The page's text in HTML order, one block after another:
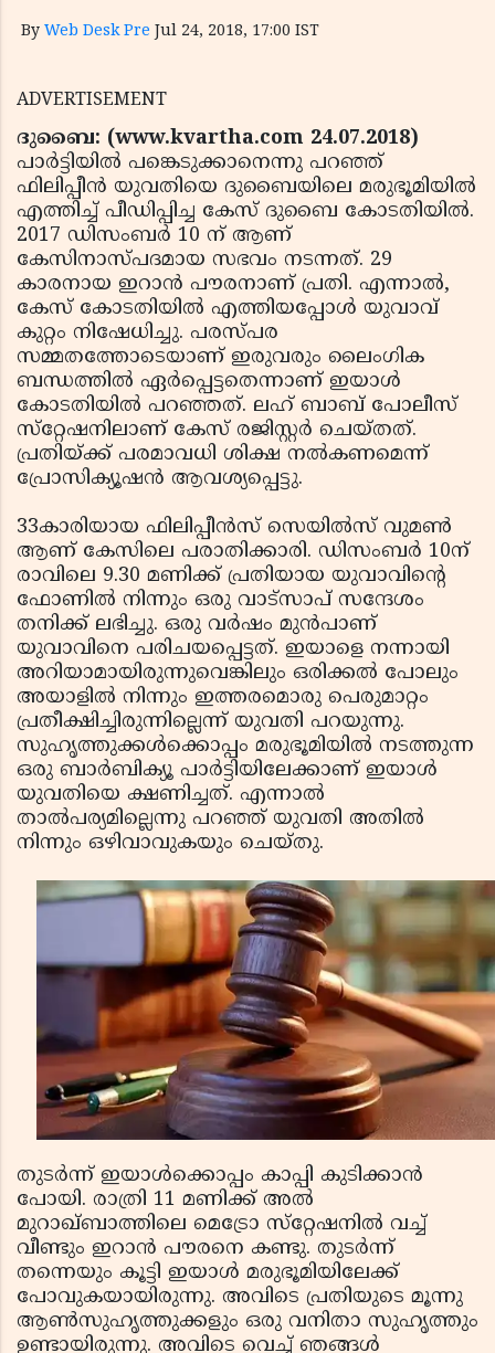
By Web Desk Pre Jul 24, 2018, 17:00 IST
ADVERTISEMENT
ദുബൈ: (www.kvartha.com 24.07.2018)
പാര്‍ട്ടിയില്‍ പങ്കെടുക്കാനെന്നു പറഞ്ഞ്
ഫിലിപ്പീന്‍ യുവതിയെ ദുബൈയിലെ മരുഭൂമിയില്‍
എത്തിച്ച് പീഡിപ്പിച്ച കേസ് ദുബൈ കോടതിയില്‍.
2017 ഡിസംബര്‍ 10 ന് ആണ്
കേസിനാസ്പദമായ സഭവം നടന്നത്. 29
കാരനായ ഇറാന്‍ പൗരനാണ് പ്രതി. എന്നാല്‍,
കേസ് കോടതിയില്‍ എത്തിയപ്പോള്‍ യുവാവ്
കുറ്റം നിഷേധിച്ചു. പരസ്പര
സമ്മതത്തോടെയാണ് ഇരുവരും ലൈംഗിക
ബന്ധത്തില്‍ ഏര്‍പ്പെട്ടതെന്നാണ് ഇയാള്‍
കോടതിയില്‍ പറഞ്ഞത്. ലഹ് ബാബ് പോലീസ്
സ്‌റ്റേഷനിലാണ് കേസ് രജിസ്റ്റര്‍ ചെയ്തത്.
പ്രതിയ്ക്ക് പരമാവധി ശിക്ഷ നല്‍കണമെന്ന്
പ്രോസിക്യൂഷന്‍ ആവശ്യപ്പെട്ടു.
33കാരിയായ ഫിലിപ്പീന്‍സ് സെയില്‍സ് വുമണ്‍
ആണ് കേസിലെ പരാതിക്കാരി. ഡിസംബര്‍ 10ന്
രാവിലെ 9.30 മണിക്ക് പ്രതിയായ യുവാവിന്റെ
ഫോണില്‍ നിന്നും ഒരു വാട്‌സാപ് സന്ദേശം
തനിക്ക് ലഭിച്ചു. ഒരു വര്‍ഷം മുന്‍പാണ്
യുവാവിനെ പരിചയപ്പെട്ടത്. ഇയാളെ നന്നായി
അറിയാമായിരുന്നുവെങ്കിലും ഒരിക്കല്‍ പോലും
അയാളില്‍ നിന്നും ഇത്തരമൊരു പെരുമാറ്റം
പ്രതീക്ഷിച്ചിരുന്നില്ലെന്ന് യുവതി പറയുന്നു.
സുഹൃത്തുക്കള്‍ക്കൊപ്പം മരുഭൂമിയില്‍ നടത്തുന്ന
ഒരു ബാര്‍ബിക്യൂ പാര്‍ട്ടിയിലേക്കാണ് ഇയാള്‍
യുവതിയെ ക്ഷണിച്ചത്. എന്നാല്‍
താല്‍പര്യമില്ലെന്നു പറഞ്ഞ് യുവതി അതില്‍
നിന്നും ഒഴിവാവുകയും ചെയ്തു.
തുടര്‍ന്ന് ഇയാള്‍ക്കൊപ്പം കാപ്പി കുടിക്കാന്‍
പോയി. രാത്രി 11 മണിക്ക് അല്‍
മുറാഖ്ബാത്തിലെ മെട്രോ സ്‌റ്റേഷനില്‍ വച്ച്
വീണ്ടും ഇറാന്‍ പൗരനെ കണ്ടു. തുടര്‍ന്ന്
തന്നെയും കൂട്ടി ഇയാള്‍ മരുഭൂമിയിലേക്ക്
പോവുകയായിരുന്നു. അവിടെ പ്രതിയുടെ മൂന്നു
ആണ്‍സുഹൃത്തുക്കളും ഒരു വനിതാ സുഹൃത്തും
ഉണ്ടായിരുന്നു. അവിടെ വെച്ച് ഞങ്ങള്‍